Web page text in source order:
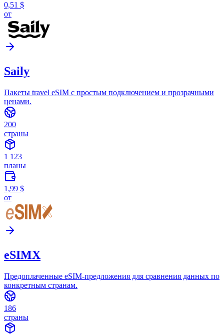
0,51 $
от
Saily
Пакеты travel eSIM с простым подключением и прозрачными
ценами.
200
страны
1 123
планы
1,99 $
от
eSIMX
Предоплаченные eSIM-предложения для сравнения данных по
конкретным странам.
186
страны